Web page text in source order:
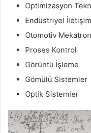
Optimizasyon
Endüstriyel
Otomotiv
Proses Kontrol
Görüntü İşleme
Gömülü Sistemler
Optik Sistemler